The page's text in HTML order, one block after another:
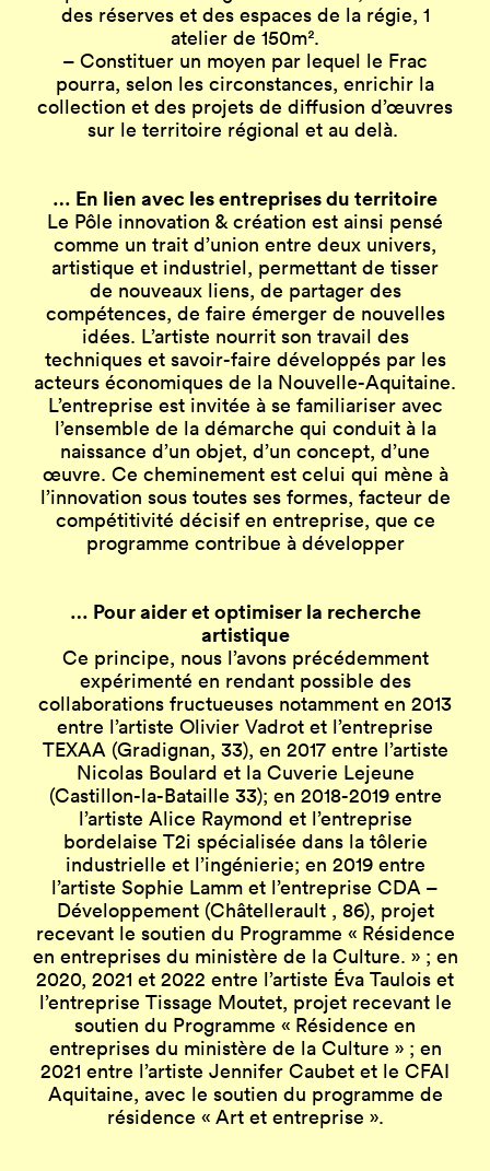
des réserves et des espaces de la régie, 1
atelier de 150m².
– Constituer un moyen par lequel le Frac
pourra, selon les circonstances, enrichir la
collection et des projets de diffusion d’œuvres
sur le territoire régional et au delà.
… En lien avec les entreprises du territoire
Le Pôle innovation & création est ainsi pensé
comme un trait d’union entre deux univers,
artistique et industriel, permettant de tisser
de nouveaux liens, de partager des
compétences, de faire émerger de nouvelles
idées. L’artiste nourrit son travail des
techniques et savoir-faire développés par les
acteurs économiques de la Nouvelle-Aquitaine.
L’entreprise est invitée à se familiariser avec
l’ensemble de la démarche qui conduit à la
naissance d’un objet, d’un concept, d’une
œuvre. Ce cheminement est celui qui mène à
l’innovation sous toutes ses formes, facteur de
compétitivité décisif en entreprise, que ce
programme contribue à développer
… Pour aider et optimiser la recherche
artistique
Ce principe, nous l’avons précédemment
expérimenté en rendant possible des
collaborations fructueuses notamment en 2013
entre l’artiste Olivier Vadrot et l’entreprise
TEXAA (Gradignan, 33), en 2017 entre l’artiste
Nicolas Boulard et la Cuverie Lejeune
(Castillon-la-Bataille 33); en 2018-2019 entre
l’artiste Alice Raymond et l’entreprise
bordelaise T2i spécialisée dans la tôlerie
industrielle et l’ingénierie; en 2019 entre
l’artiste Sophie Lamm et l’entreprise CDA –
Développement (Châtellerault , 86), projet
recevant le soutien du Programme « Résidence
en entreprises du ministère de la Culture. » ; en
2020, 2021 et 2022 entre l’artiste Éva Taulois et
l’entreprise Tissage Moutet, projet recevant le
soutien du Programme « Résidence en
entreprises du ministère de la Culture » ; en
2021 entre l’artiste Jennifer Caubet et le CFAI
Aquitaine, avec le soutien du programme de
résidence « Art et entreprise ».